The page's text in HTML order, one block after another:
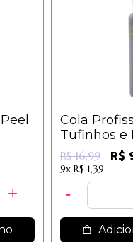
Cola
Tufinhos e
- Salon Pro
R$ 16,99 R$
9x R$ 1,39